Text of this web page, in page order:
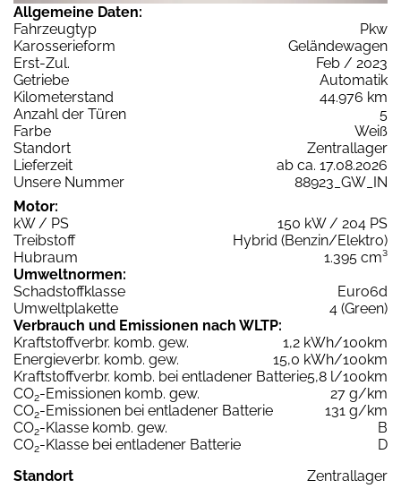
Allgemeine Daten:
Fahrzeugtyp
Pkw
Karosserieform
Geländewagen
Erst-Zul.
Feb / 2023
Getriebe
Automatik
Kilometerstand
44.976 km
Anzahl der Türen
5
Farbe
Weiß
Standort
Zentrallager
Lieferzeit
ab ca. 17.08.2026
Unsere Nummer
88923_GW_IN
Motor:
kW / PS
150 kW / 204 PS
Treibstoff
Hybrid (Benzin/Elektro)
Hubraum
1.395 cm³
Umweltnormen:
Schadstoffklasse
Euro6d
Umweltplakette
4 (Green)
Verbrauch und Emissionen nach WLTP:
Kraftstoffverbr. komb. gew.
1,2 kWh/100km
Energieverbr. komb. gew.
15,0 kWh/100km
Kraftstoffverbr. komb. bei entladener Batterie5,8 l/100km
CO2-Emissionen komb. gew.
27 g/km
CO2-Emissionen bei entladener Batterie
131 g/km
CO2-Klasse komb. gew.
B
CO2-Klasse bei entladener Batterie
D
Standort
Zentrallager